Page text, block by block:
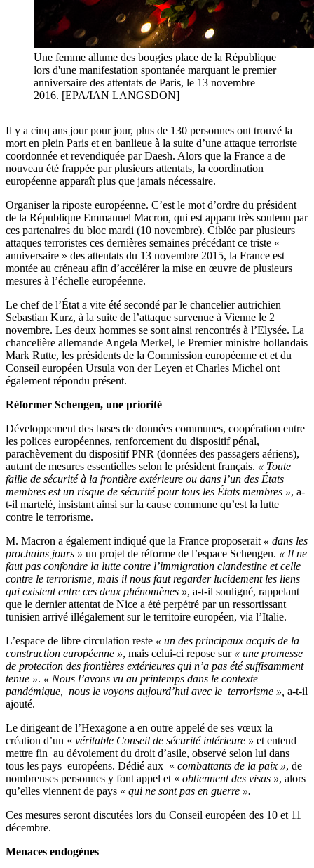
Une femme allume des bougies place de la République
lors d'une manifestation spontanée marquant le premier
anniversaire des attentats de Paris, le 13 novembre
2016. [EPA/IAN LANGSDON]
Il y a cinq ans jour pour jour, plus de 130 personnes ont trouvé la
mort en plein Paris et en banlieue à la suite d’une attaque terroriste
coordonnée et revendiquée par Daesh. Alors que la France a de
nouveau été frappée par plusieurs attentats, la coordination
européenne apparaît plus que jamais nécessaire.
Organiser la riposte européenne. C’est le mot d’ordre du président
de la République Emmanuel Macron, qui est apparu très soutenu par
ces partenaires du bloc mardi (10 novembre). Ciblée par plusieurs
attaques terroristes ces dernières semaines précédant ce triste «
anniversaire » des attentats du 13 novembre 2015, la France est
montée au créneau afin d’accélérer la mise en œuvre de plusieurs
mesures à l’échelle européenne.
Le chef de l’État a vite été secondé par le chancelier autrichien
Sebastian Kurz, à la suite de l’attaque survenue à Vienne le 2
novembre. Les deux hommes se sont ainsi rencontrés à l’Elysée. La
chancelière allemande Angela Merkel, le Premier ministre hollandais
Mark Rutte, les présidents de la Commission européenne et et du
Conseil européen Ursula von der Leyen et Charles Michel ont
également répondu présent.
Réformer Schengen, une priorité
Développement des bases de données communes, coopération entre
les polices européennes, renforcement du dispositif pénal,
parachèvement du dispositif PNR (données des passagers aériens),
autant de mesures essentielles selon le président français. « Toute
faille de sécurité à la frontière extérieure ou dans l’un des États
membres est un risque de sécurité pour tous les États membres », a-
t-il martelé, insistant ainsi sur la cause commune qu’est la lutte
contre le terrorisme.
M. Macron a également indiqué que la France proposerait « dans les
prochains jours » un projet de réforme de l’espace Schengen. « Il ne
faut pas confondre la lutte contre l’immigration clandestine et celle
contre le terrorisme, mais il nous faut regarder lucidement les liens
qui existent entre ces deux phénomènes », a-t-il souligné, rappelant
que le dernier attentat de Nice a été perpétré par un ressortissant
tunisien arrivé illégalement sur le territoire européen, via l’Italie.
L’espace de libre circulation reste « un des principaux acquis de la
construction européenne », mais celui-ci repose sur « une promesse
de protection des frontières extérieures qui n’a pas été suffisamment
tenue ». « Nous l’avons vu au printemps dans le contexte
pandémique, nous le voyons aujourd’hui avec le terrorisme », a-t-il
ajouté.
Le dirigeant de l’Hexagone a en outre appelé de ses vœux la
création d’un « véritable Conseil de sécurité intérieure » et entend
mettre fin au dévoiement du droit d’asile, observé selon lui dans
tous les pays européens. Dédié aux « combattants de la paix », de
nombreuses personnes y font appel et « obtiennent des visas », alors
qu’elles viennent de pays « qui ne sont pas en guerre ».
Ces mesures seront discutées lors du Conseil européen des 10 et 11
décembre.
Menaces endogènes